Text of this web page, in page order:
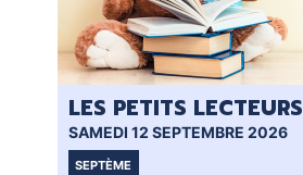
LES PETITS LECTEURS
SAMEDI 12 SEPTEMBRE 2026
SEPTÈME